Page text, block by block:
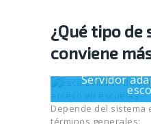
¿Qué tipo de
conviene
Servidor
Depende del sistema
términos generales: